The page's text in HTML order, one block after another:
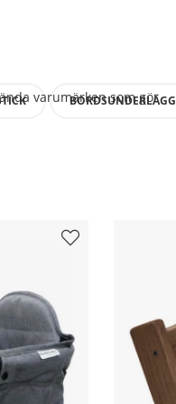
varumärken som gör
BORDSUNDERLÄGG